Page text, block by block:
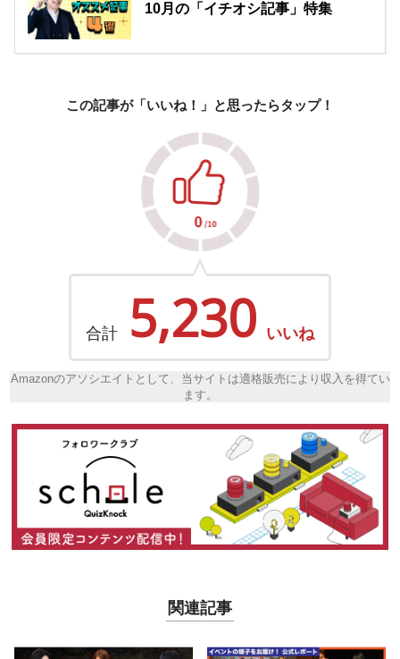
10月の「イチオシ記事」特集
この記事が「いいね！」と思ったらタップ！
合計 5,230 いいね
Amazonのアソシエイトとして、当サイトは適格販売により収入を得てい
ます。
関連記事